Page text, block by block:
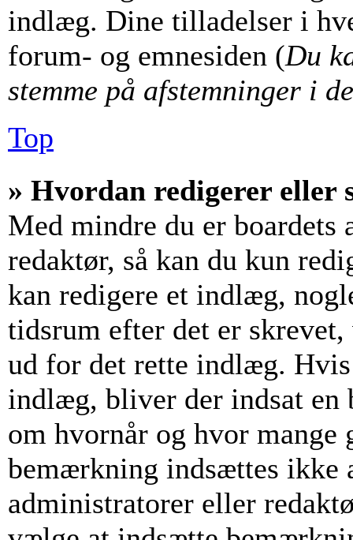
indlæg. Dine tilladelser i
forum- og emnesiden (Du
stemme på afstemninger i
Top
» Hvordan redigerer eller
Med mindre du er
redaktør, så kan du kun
kan redigere et indlæg,
tidsrum efter det er
ud for det rette indlæg.
indlæg, bliver der indsat
om hvornår og hvor mange
bemærkning indsættes ikke
administratorer eller